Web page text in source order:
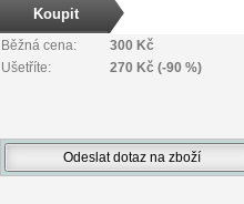
Běžná cena:
300 Kč
Ušetříte:
270 Kč (-90 %)